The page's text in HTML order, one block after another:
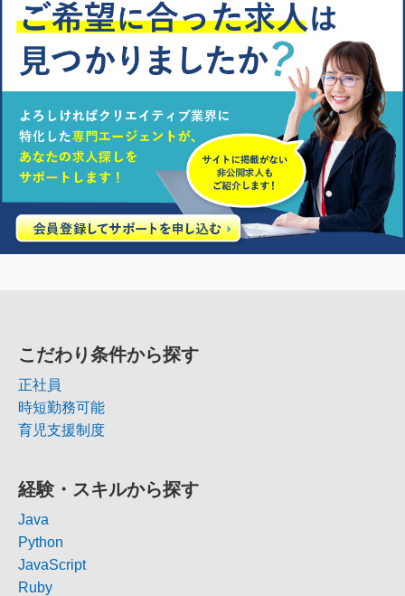
こだわり条件から探す
正社員
時短勤務可能
育児支援制度
経験・スキルから探す
Java
Python
JavaScript
Ruby